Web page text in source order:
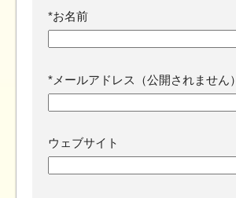
*お名前
* メールアドレス（公開されません）
ウェブサイト